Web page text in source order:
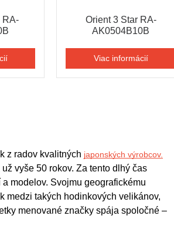
RA-
Orient 3 Star RA-
AK0504B10В
Viac informácií
z radov kvalitných japonských výrobcov.
už vyše 50 rokov. Za tento dlhý čas
modelov. Svojmu geografickému
medzi takých hodinkových velikánov,